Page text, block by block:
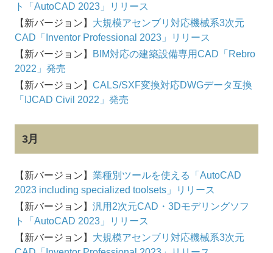
ト「AutoCAD 2023」リリース
【新バージョン】 大規模アセンブリ対応機械系3次元
CAD「Inventor Professional 2023」リリース
【新バージョン】
BIM対応の建築設備専用CAD「Rebro
2022」発売
【新バージョン】 CALS/SXF変換対応DWGデータ互換
「IJCAD Civil 2022」発売
3月
【新バージョン】 業種別ツールを使える「AutoCAD
2023 including specialized toolsets」リリース
【新バージョン】 汎用2次元CAD・3Dモデリングソフ
ト「AutoCAD 2023」リリース
【新バージョン】 大規模アセンブリ対応機械系3次元